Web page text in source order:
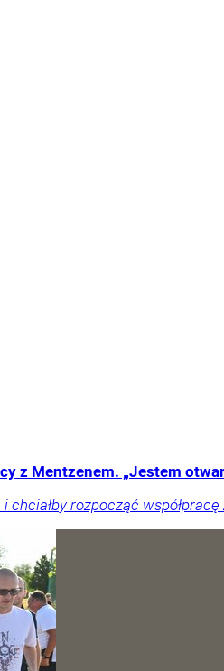
z Mentzenem. „Jestem
chciałby rozpocząć